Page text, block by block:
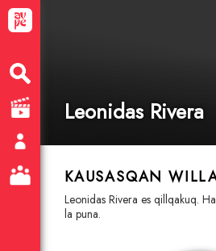
Leonidas Rivera
KAUSASQAN
Leonidas Rivera es qillqakuq.
la puna.